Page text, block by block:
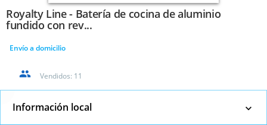
Royalty Line - Batería de cocina de aluminio
fundido con rev...
Envío a domicilio
Vendidos: 11
Información local